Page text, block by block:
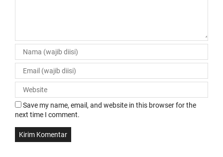
Save my name, email, and website in this browser for the
next time I comment.